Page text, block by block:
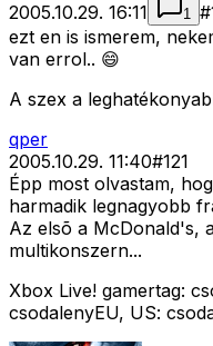
2005.10.29. 16:11 1 #
ezt en is ismerem,
van errol.. 😄
A szex a
qper
2005.10.29. 11:40#121
Épp most olvastam,
harmadik legnagyobb
Az elsõ a McDonald's,
multikonszern...
Xbox Live! gamertag:
csodalenyEU, US: